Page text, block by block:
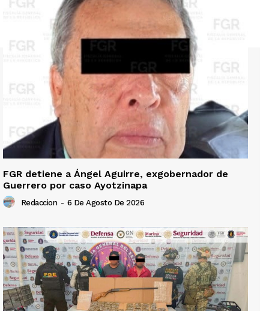
FGR detiene a Ángel Aguirre, exgobernador de
Guerrero por caso Ayotzinapa
Redaccion - 6 De Agosto De 2026